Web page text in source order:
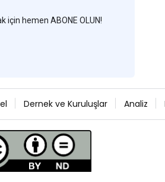
hemen ABONE OLUN!
Dernek ve Kuruluşlar Analiz